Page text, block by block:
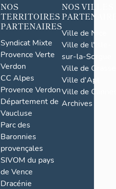
NOS
TERRITOIRES
PARTENAIRES
Syndicat Mixte
Provence Verte
Verdon
CC Alpes
Provence Verdon
Département de
Vaucluse
Parc des
Baronnies
provençales
SIVOM du pays
de Vence
Dracénie
NOS VILLES
Ville de Nice
Ville de l'Isle-
sur-la-Sorgue
Ville de Grasse
Ville d'Apt
Ville de
Archives